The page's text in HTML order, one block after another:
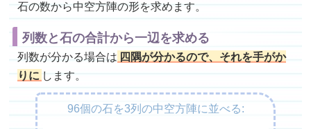
石の数から中空方陣の形を求めます。
列数と石の合計から一辺を求める
列数が分かる場合は 四隅が分かるので、それを手がか
りに します。
96個の石を3列の中空方陣に並べる: